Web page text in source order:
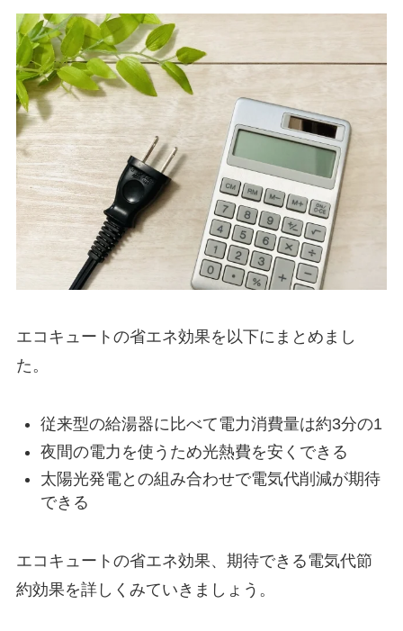
エコキュートの省エネ効果を以下にまとめまし
た。
従来型の給湯器に比べて電力消費量は約3分の1
夜間の電力を使うため光熱費を安くできる
太陽光発電との組み合わせで電気代削減が期待
できる
エコキュートの省エネ効果、期待できる電気代節
約効果を詳しくみていきましょう。